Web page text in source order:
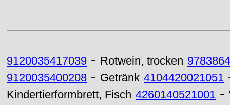
9120035417039 - Rotwein, trocken
9120035400208 - Getränk 4104420021051
Kindertierformbrett, Fisch 4260140521001 -